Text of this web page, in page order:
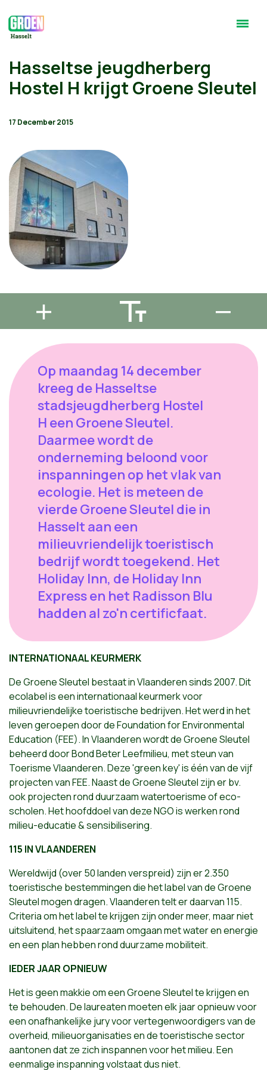
Hasseltse jeugdherberg
Hostel H krijgt Groene Sleutel
17 December 2015
Op maandag 14 december
kreeg de Hasseltse
stadsjeugdherberg Hostel
H een Groene Sleutel.
Daarmee wordt de
onderneming beloond voor
inspanningen op het vlak van
ecologie. Het is meteen de
vierde Groene Sleutel die in
Hasselt aan een
milieuvriendelijk toeristisch
bedrijf wordt toegekend. Het
Holiday Inn, de Holiday Inn
Express en het Radisson Blu
hadden al zo'n certificfaat.
INTERNATIONAAL KEURMERK
De Groene Sleutel bestaat in Vlaanderen sinds 2007. Dit
ecolabel is een internationaal keurmerk voor
milieuvriendelijke toeristische bedrijven. Het werd in het
leven geroepen door de Foundation for Environmental
Education (FEE). In Vlaanderen wordt de Groene Sleutel
beheerd door Bond Beter Leefmilieu, met steun van
Toerisme Vlaanderen. Deze 'green key' is één van de vijf
projecten van FEE. Naast de Groene Sleutel zijn er bv.
ook projecten rond duurzaam watertoerisme of eco-
scholen. Het hoofddoel van deze NGO is werken rond
milieu-educatie & sensibilisering.
115 IN VLAANDEREN
Wereldwijd (over 50 landen verspreid) zijn er 2.350
toeristische bestemmingen die het label van de Groene
Sleutel mogen dragen. Vlaanderen telt er daarvan 115.
Criteria om het label te krijgen zijn onder meer, maar niet
uitsluitend, het spaarzaam omgaan met water en energie
en een plan hebben rond duurzame mobiliteit.
IEDER JAAR OPNIEUW
Het is geen makkie om een Groene Sleutel te krijgen en
te behouden. De laureaten moeten elk jaar opnieuw voor
een onafhankelijke jury voor vertegenwoordigers van de
overheid, milieuorganisaties en de toeristische sector
aantonen dat ze zich inspannen voor het milieu. Een
eenmalige inspanning volstaat dus niet.